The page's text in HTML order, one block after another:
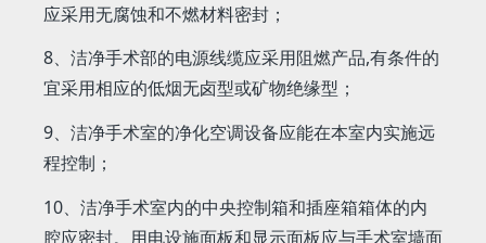
应采用无腐蚀和不燃材料密封；
8、洁净手术部的电源线缆应采用阻燃产品,有条件的
宜采用相应的低烟无卤型或矿物绝缘型；
9、洁净手术室的净化空调设备应能在本室内实施远
程控制；
10、洁净手术室内的中央控制箱和插座箱箱体的内
腔应密封。用电设施面板和显示面板应与手术室墙面